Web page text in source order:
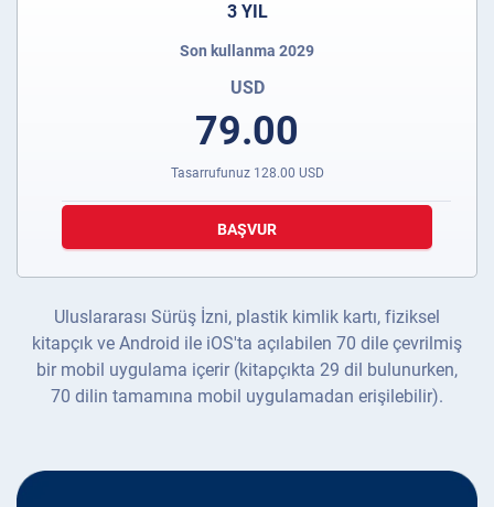
3 YIL
Son kullanma 2029
USD
79.00
Tasarrufunuz 128.00 USD
BAŞVUR
Uluslararası Sürüş İzni, plastik kimlik kartı, fiziksel
kitapçık ve Android ile iOS'ta açılabilen 70 dile çevrilmiş
bir mobil uygulama içerir (kitapçıkta 29 dil bulunurken,
70 dilin tamamına mobil uygulamadan erişilebilir).